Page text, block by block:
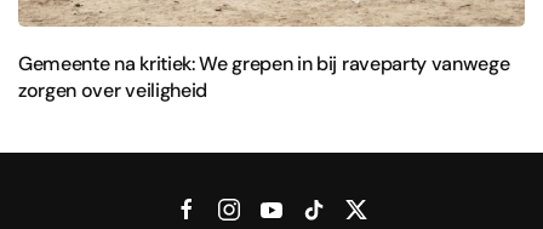
Gemeente na kritiek: We grepen in bij raveparty vanwege
zorgen over veiligheid